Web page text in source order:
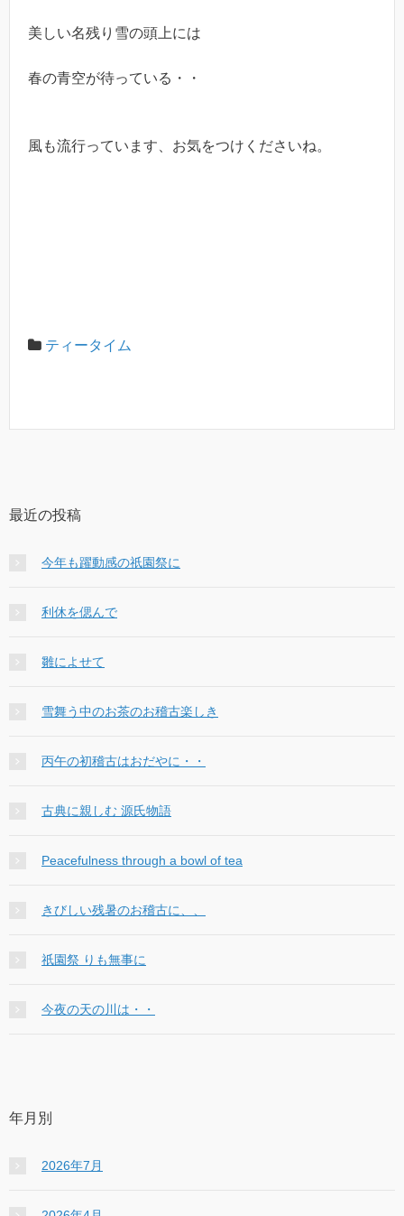
美しい名残り雪の頭上には
春の青空が待っている・・
風も流行っています、お気をつけくださいね。
ティータイム
最近の投稿
今年も躍動感の祇園祭に
利休を偲んで
雛によせて
雪舞う中のお茶のお稽古楽しき
丙午の初稽古はおだやに・・
古典に親しむ 源氏物語
Peacefulness through a bowl of tea
きびしい残暑のお稽古に、、
祇園祭 りも無事に
今夜の天の川は・・
年月別
2026年7月